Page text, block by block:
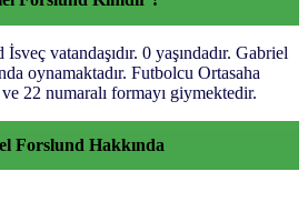
vatandaşıdır. 0 yaşındadır. Gabriel
oynamaktadır. Futbolcu Ortasaha
22 numaralı formayı giymektedir.
Forslund Hakkında